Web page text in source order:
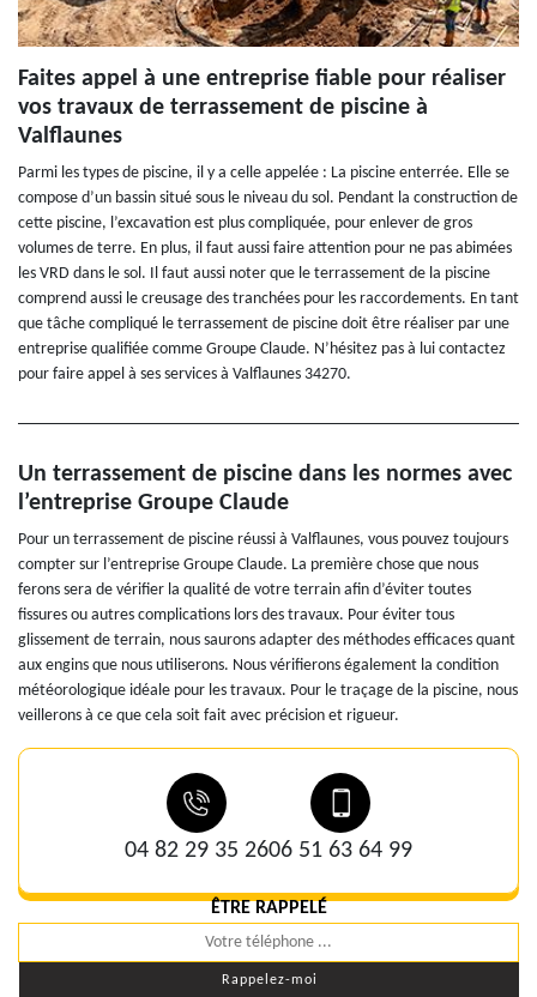
Faites appel à une entreprise fiable pour réaliser
vos travaux de terrassement de piscine à
Valflaunes
Parmi les types de piscine, il y a celle appelée : La piscine enterrée. Elle se
compose d’un bassin situé sous le niveau du sol. Pendant la construction de
cette piscine, l’excavation est plus compliquée, pour enlever de gros
volumes de terre. En plus, il faut aussi faire attention pour ne pas abimées
les VRD dans le sol. Il faut aussi noter que le terrassement de la piscine
comprend aussi le creusage des tranchées pour les raccordements. En tant
que tâche compliqué le terrassement de piscine doit être réaliser par une
entreprise qualifiée comme Groupe Claude. N’hésitez pas à lui contactez
pour faire appel à ses services à Valflaunes 34270.
Un terrassement de piscine dans les normes avec
l’entreprise Groupe Claude
Pour un terrassement de piscine réussi à Valflaunes, vous pouvez toujours
compter sur l’entreprise Groupe Claude. La première chose que nous
ferons sera de vérifier la qualité de votre terrain afin d’éviter toutes
fissures ou autres complications lors des travaux. Pour éviter tous
glissement de terrain, nous saurons adapter des méthodes efficaces quant
aux engins que nous utiliserons. Nous vérifierons également la condition
météorologique idéale pour les travaux. Pour le traçage de la piscine, nous
veillerons à ce que cela soit fait avec précision et rigueur.
04 82 29 35 2606 51 63 64 99
ÊTRE RAPPELÉ